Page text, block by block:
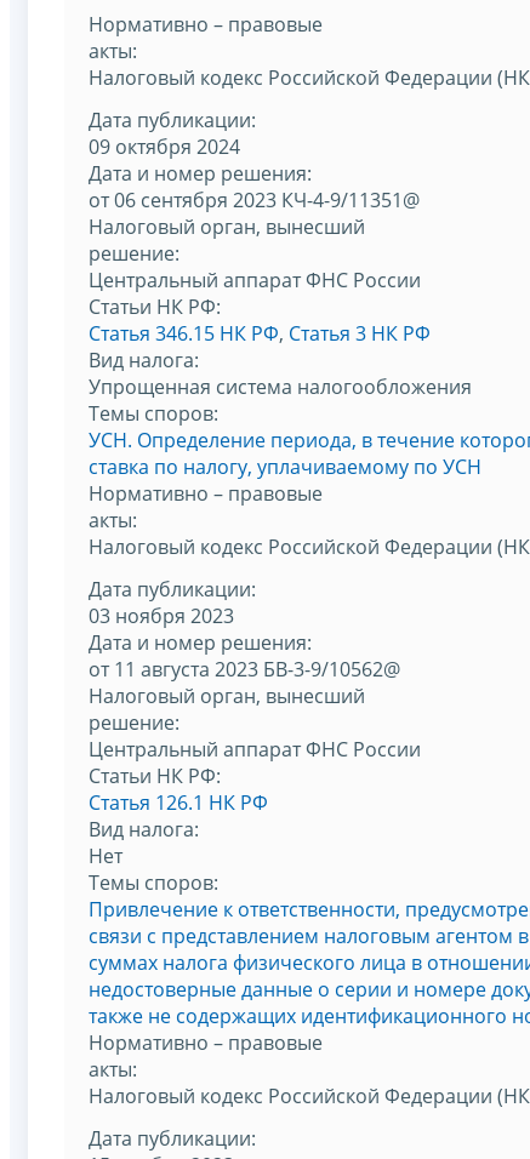
Нормативно – правовые
акты:
Налоговый кодекс Российской Федерации
Дата публикации:
09 октября 2024
Дата и номер решения:
от 06 сентября 2023 КЧ-4-9/11351@
Налоговый орган, вынесший
решение:
Центральный аппарат ФНС России
Статьи НК РФ:
Статья 346.15 НК РФ, Статья 3 НК РФ
Вид налога:
Упрощенная система налогообложения
Темы споров:
УСН. Определение периода, в течение
ставка по налогу, уплачиваемому по УСН
Нормативно – правовые
акты:
Налоговый кодекс Российской Федерации
Дата публикации:
03 ноября 2023
Дата и номер решения:
от 11 августа 2023 БВ-3-9/10562@
Налоговый орган, вынесший
решение:
Центральный аппарат ФНС России
Статьи НК РФ:
Статья 126.1 НК РФ
Вид налога:
Нет
Темы споров:
Привлечение к ответственности,
связи с представлением налоговым агентом
суммах налога физического лица в
недостоверные данные о серии и номере
также не содержащих идентификационного
Нормативно – правовые
акты:
Налоговый кодекс Российской Федерации
Дата публикации: